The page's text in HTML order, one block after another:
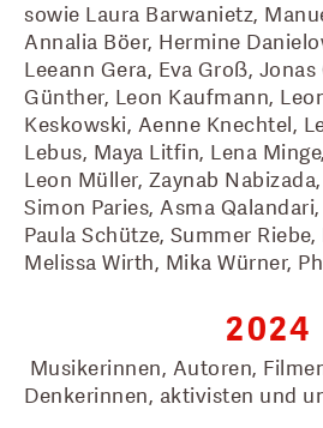
sowie Laura Barwanietz,
Annalia Böer, Hermine
Leeann Gera, Eva Groß,
Günther, Leon Kaufmann,
Keskowski, Aenne Knechtel,
Lebus, Maya Litfin, Lena
Leon Müller, Zaynab
Simon Paries, Asma
Paula Schütze, Summer
Melissa Wirth, Mika Würner,
2024
Denkerinnen, aktivisten und